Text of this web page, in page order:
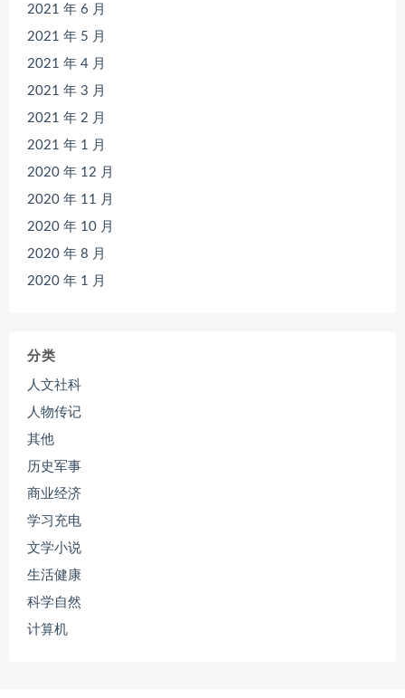
2021 年 6 月
2021 年 5 月
2021 年 4 月
2021 年 3 月
2021 年 2 月
2021 年 1 月
2020 年 12 月
2020 年 11 月
2020 年 10 月
2020 年 8 月
2020 年 1 月
分类
人文社科
人物传记
其他
历史军事
商业经济
学习充电
文学小说
生活健康
科学自然
计算机